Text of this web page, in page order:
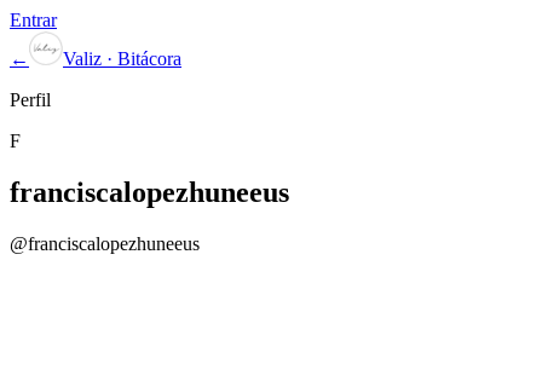
Entrar
←
Valiz · Bitácora
Perfil
F
franciscalopezhuneeus
@franciscalopezhuneeus